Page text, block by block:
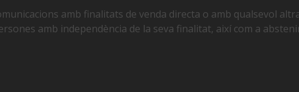
amb finalitats de venda directa o amb qualsevol
amb independència de la seva finalitat, així com a